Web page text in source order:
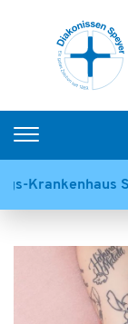
Home
Ihr
Über uns
Krankenhaus